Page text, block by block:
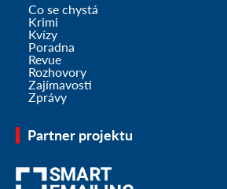
Co se chystá
Krimi
Kvízy
Poradna
Revue
Rozhovory
Zajímavosti
Zprávy
Partner projektu